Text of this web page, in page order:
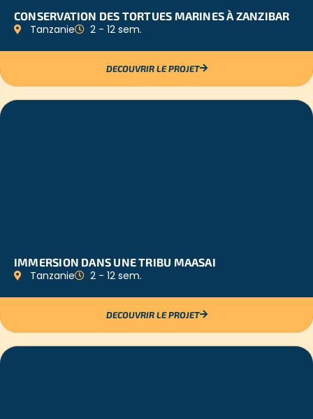
CONSERVATION DES TORTUES MARINES À ZANZIBAR
Tanzanie 2 - 12 sem.
DECOUVRIR LE PROJET
IMMERSION DANS UNE TRIBU MAASAI
Tanzanie 2 - 12 sem.
DECOUVRIR LE PROJET